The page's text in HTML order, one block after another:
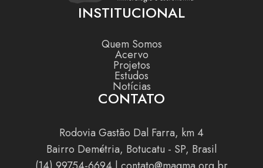
INSTITUCIONAL
Quem Somos
Acervo
Projetos
Estudos
Notícias
CONTATO
Rodovia Gastão Dal Farra, km 4
Bairro Demétria, Botucatu - SP, Brasil